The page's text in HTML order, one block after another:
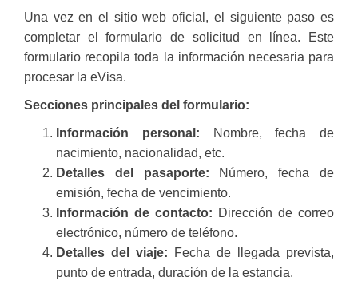
Una vez en el sitio web oficial, el siguiente paso es
completar el formulario de solicitud en línea. Este
formulario recopila toda la información necesaria para
procesar la eVisa.
Secciones principales del formulario:
Información personal: Nombre, fecha de
nacimiento, nacionalidad, etc.
Detalles del pasaporte: Número, fecha de
emisión, fecha de vencimiento.
Información de contacto: Dirección de correo
electrónico, número de teléfono.
Detalles del viaje: Fecha de llegada prevista,
punto de entrada, duración de la estancia.